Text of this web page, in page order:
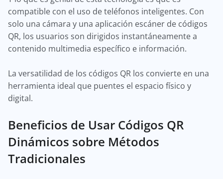
compatible con el uso de teléfonos inteligentes. Con
solo una cámara y una aplicación escáner de códigos
QR, los usuarios son dirigidos instantáneamente a
contenido multimedia específico e información.
La versatilidad de los códigos QR los convierte en una
herramienta ideal que puentes el espacio físico y
digital.
Beneficios de Usar Códigos QR
Dinámicos sobre Métodos
Tradicionales